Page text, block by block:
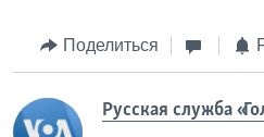
Поделиться
Русская служба